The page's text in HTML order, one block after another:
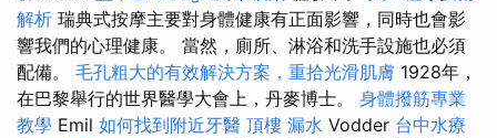
解析 瑞典式按摩主要對身體健康有正面影響，同時也會影
響我們的心理健康。 當然，廁所、淋浴和洗手設施也必須
配備。 毛孔粗大的有效解決方案，重拾光滑肌膚 1928年，
在巴黎舉行的世界醫學大會上，丹麥博士。 身體撥筋專業
教學 Emil 如何找到附近牙醫 頂樓 漏水 Vodder 台中水療